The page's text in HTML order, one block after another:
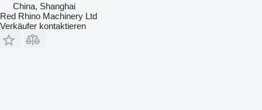
China, Shanghai
Red Rhino Machinery Ltd
Verkäufer kontaktieren